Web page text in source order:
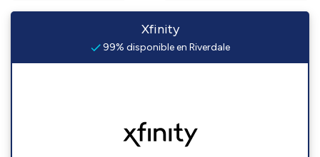
Xfinity
99% disponible en Riverdale